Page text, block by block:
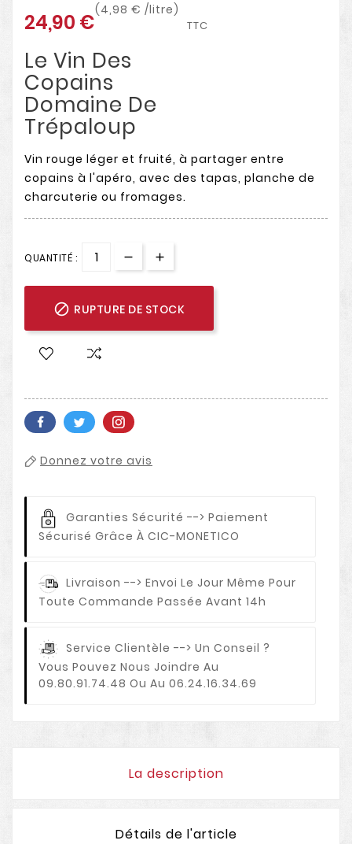
24,90 €(4,98 € /litre)
TTC
Le Vin Des
Copains
Domaine De
Trépaloup
Vin rouge léger et fruité, à partager entre
copains à l'apéro, avec des tapas, planche de
charcuterie ou fromages.
QUANTITÉ :
 RUPTURE DE STOCK
Donnez votre avis
Garanties Sécurité --> Paiement
Sécurisé Grâce À CIC-MONETICO
Livraison --> Envoi Le Jour Même Pour
Toute Commande Passée Avant 14h
Service Clientèle --> Un Conseil ?
Vous Pouvez Nous Joindre Au
09.80.91.74.48 Ou Au 06.24.16.34.69
La description
Détails de l'article